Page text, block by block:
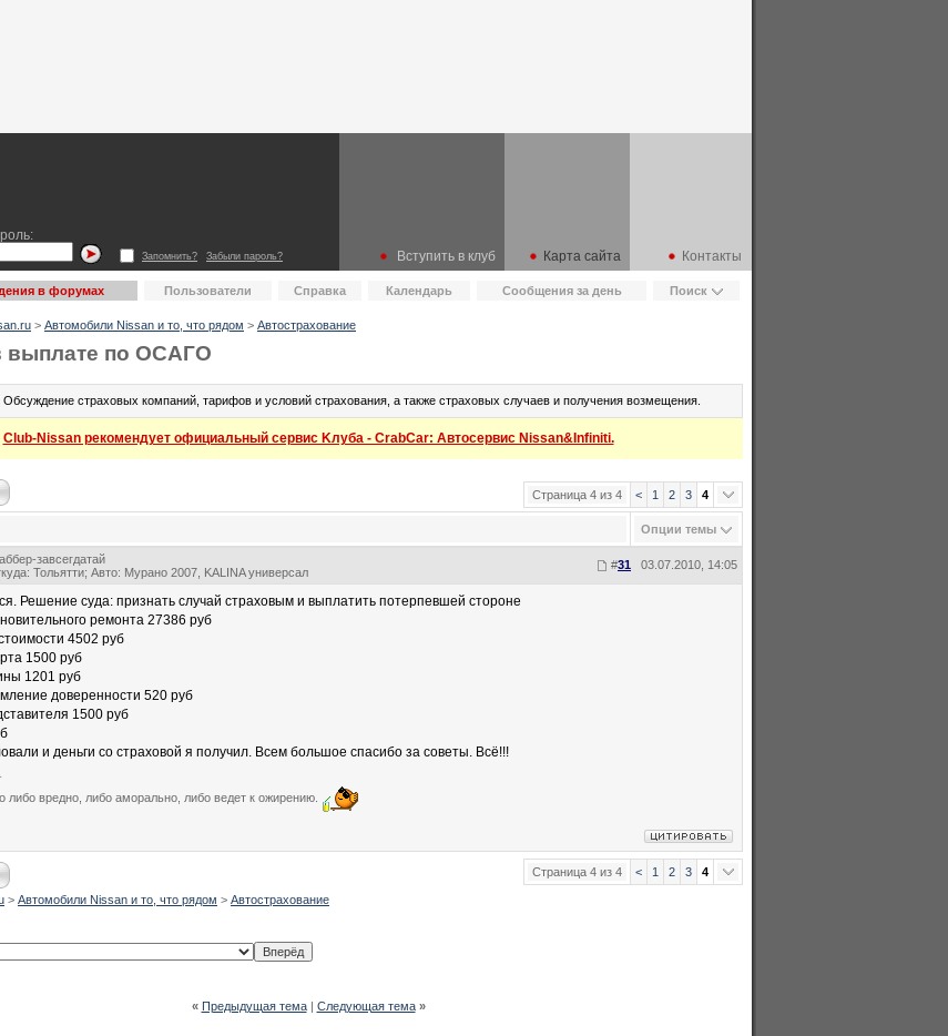
Запомнить? Забыли пароль? Вступить в клуб Карта сайта
Контакты
в форумах Пользователи Справка Календарь Сообщения за день Поиск
> Автомобили Nissan и то, что рядом > Автострахование
выплате по ОСАГО
Обсуждение страховых компаний, тарифов и условий страхования, а также страховых случаев и получения возмещения.
Club-Nissan рекомендует официальный сервис Kлуба - CrabCar: Автосервис Nissan&Infiniti.
Страница 4 из 4 < 1 2 3 4
Опции темы
завсегдатай
Тольятти; Авто: Мурано 2007, KALINA универсал
#31 03.07.2010, 14:05
Решение суда: признать случай страховым и выплатить потерпевшей стороне
ремонта 27386 руб
4502 руб
1500 руб
1201 руб
доверенности 520 руб
1500 руб
и деньги со страховой я получил. Всем большое спасибо за советы. Всё!!!
либо вредно, либо аморально, либо ведет к ожирению.
Страница 4 из 4 < 1 2 3 4
> Автомобили Nissan и то, что рядом > Автострахование
« Предыдущая тема| Следующая тема »